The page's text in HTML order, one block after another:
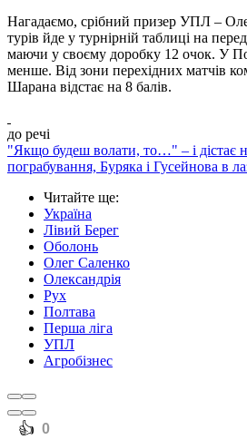
Нагадаємо, срібний призер УПЛ –
турів йде у турнірній таблиці на
маючи у своєму доробку 12 очок. У
менше. Від зони перехідних матчів
Шарана відстає на 8 балів.
до речі
"Якщо будеш волати, то…" – і дістає
пограбування, Буряка і Гусейнова в
Читайте ще:
Україна
Лівий Берег
Оболонь
Олег Саленко
Олександрія
Рух
Полтава
Перша ліга
УПЛ
Агробізнес
️👍 0